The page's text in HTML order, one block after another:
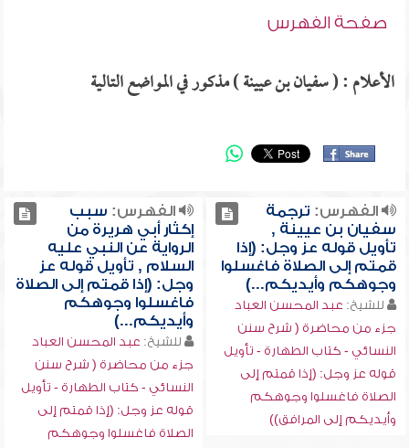
صفحة الفهرس
الأعلام : ( سفيان بن عيينة ) مذكور في المواضع التالية
الفهرس: ترجمة
سفيان بن عيينة ,
تأويل قوله عز وجل: (إذا
قمتم إلى الصلاة فاغسلوا
وجوهكم وأيديكم...)
للشيخ: عبد المحسن العباد
جزء من محاضرة ( شرح سنن
النسائي - كتاب الطهارة - تأويل
قوله عز وجل: (إذا قمتم إلى
الصلاة فاغسلوا وجوهكم
وأيديكم إلى المرافق))
الفهرس: سبب
إكثار أبي هريرة من
الرواية عن النبي عليه
السلام , تأويل قوله عز
وجل: (إذا قمتم إلى الصلاة
فاغسلوا وجوهكم
وأيديكم...)
للشيخ: عبد المحسن العباد
جزء من محاضرة ( شرح سنن
النسائي - كتاب الطهارة - تأويل
قوله عز وجل: (إذا قمتم إلى
الصلاة فاغسلوا وجوهكم